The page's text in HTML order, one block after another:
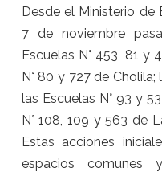
Desde el Ministerio de
7 de noviembre
Escuelas N° 453, 81 y
N° 80 y 727 de Cholila;
las Escuelas N° 93 y
N° 108, 109 y 563 de
Estas acciones
espacios comunes